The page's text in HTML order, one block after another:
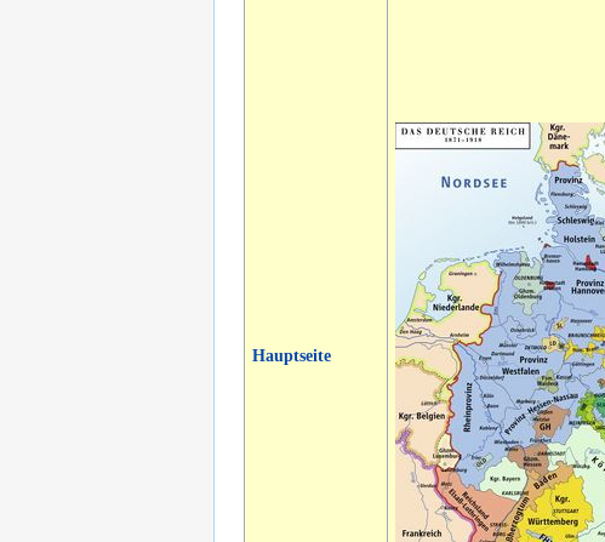
Hauptseite